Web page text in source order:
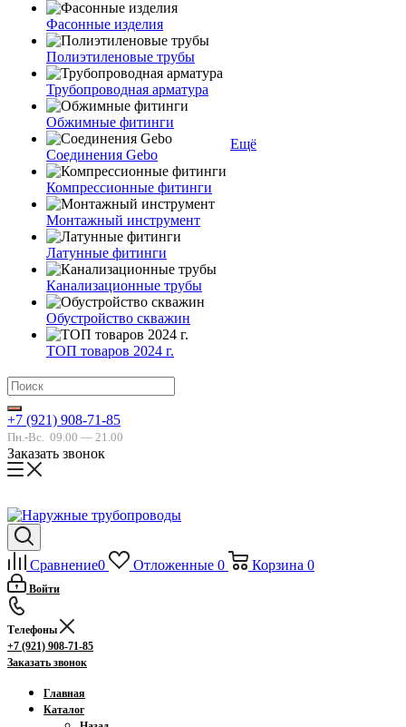
Фасонные изделия
Полиэтиленовые трубы
Трубопроводная арматура
Обжимные фитинги
Соединения Gebo
Компрессионные фитинги
Монтажный инструмент
Латунные фитинги
Канализационные трубы
Обустройство скважин
ТОП товаров 2024 г.
Ещё
+7 (921) 908-71-85
Пн.-Вс. 09.00 — 21.00
Заказать звонок
Сравнение0 Отложенные 0 Корзина 0
Войти
Телефоны
+7 (921) 908-71-85
Заказать звонок
Главная
Каталог